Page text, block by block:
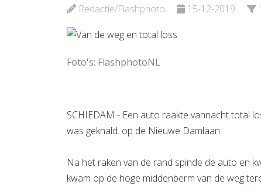
Redactie/Flashphoto 15-12-2019
Foto's: FlashphotoNL
SCHIEDAM - Een auto raakte vannacht total
was geknald. op de Nieuwe Damlaan.
Na het raken van de rand spinde de auto en
kwam op de hoge middenberm van de weg
Bekijk de pagina
Bekijk